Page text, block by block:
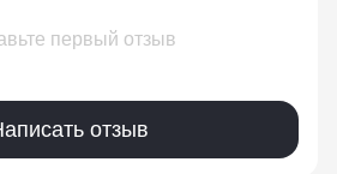
первый отзыв
отзыв